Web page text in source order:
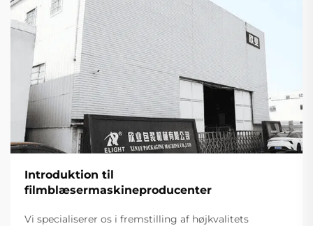
Introduktion til
filmblæsermaskineproducenter
Vi specialiserer os i fremstilling af højkvalitets